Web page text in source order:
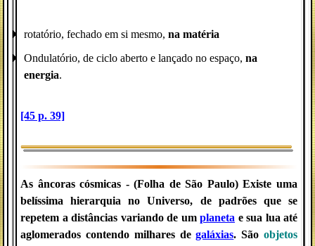
rotatório, fechado em si mesmo, na matéria
Ondulatório, de ciclo aberto e lançado no espaço, na
energia.
[45 p. 39]
As âncoras cósmicas -(Folha de São Paulo) Existe uma
belíssima hierarquia no Universo, de padrões que se
repetem a distâncias variando de um planeta e sua lua até
aglomerados contendo milhares degaláxias. Sãoobjetos